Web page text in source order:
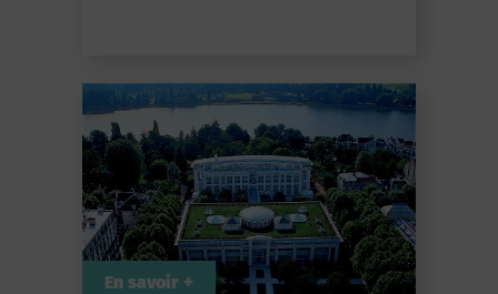
En savoir +